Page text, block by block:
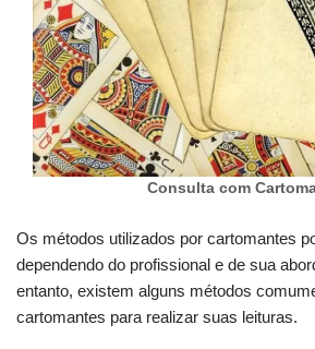
Consulta com
Os métodos utilizados por cartomantes
dependendo do profissional e de sua
entanto, existem alguns métodos
cartomantes para realizar suas leituras.